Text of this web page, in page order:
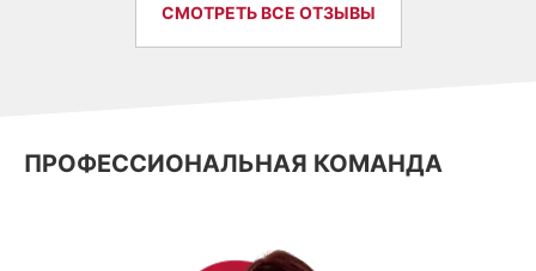
СМОТРЕТЬ ВСЕ ОТЗЫВЫ
ПРОФЕССИОНАЛЬНАЯ КОМАНДА